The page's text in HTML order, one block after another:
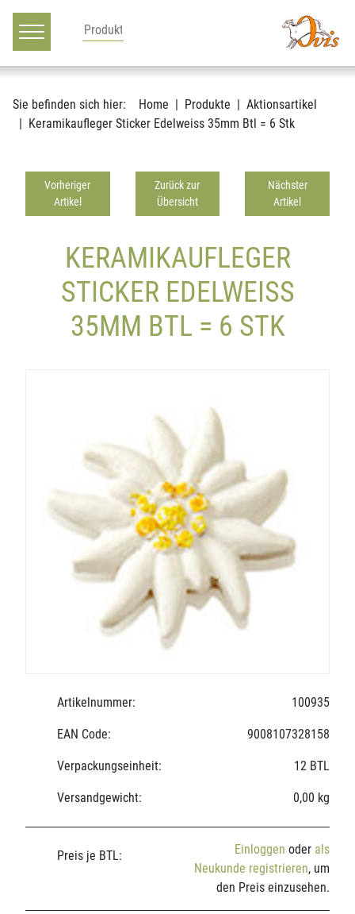
Hauptnavigation
Zum Inhalt
Sie befinden sich hier: Home Produkte
Aktionsartikel
Keramikaufleger Sticker Edelweiss 35mm Btl = 6 Stk
Vorheriger
Artikel
Zurück zur
Übersicht
Nächster
Artikel
KERAMIKAUFLEGER
STICKER EDELWEISS
35MM BTL = 6 STK
Artikelnummer: 100935
EAN Code: 9008107328158
Verpackungseinheit: 12 BTL
Versandgewicht: 0,00 kg
Preis je BTL: Einloggen oder als
Neukunde registrieren, um
den Preis einzusehen.